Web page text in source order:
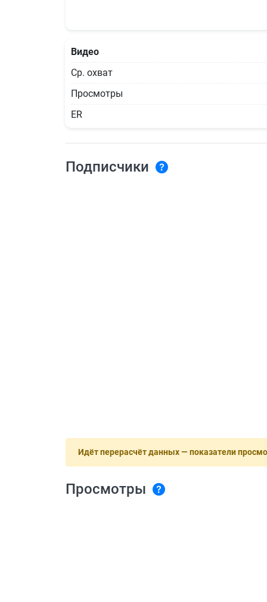
Видео
Ср. охват
Просмотры
ER
Подписчики
Идёт перерасчёт данных — показатели
Просмотры